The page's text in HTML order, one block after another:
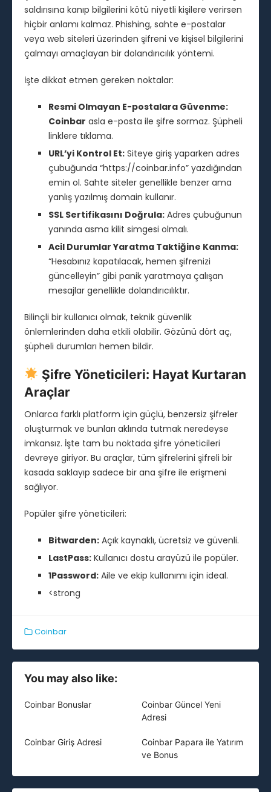
saldırısına kanıp bilgilerini kötü niyetli kişilere verirsen
hiçbir anlamı kalmaz. Phishing, sahte e-postalar
veya web siteleri üzerinden şifreni ve kişisel bilgilerini
çalmayı amaçlayan bir dolandırıcılık yöntemi.
İşte dikkat etmen gereken noktalar:
Resmi Olmayan E-postalara Güvenme:
Coinbar asla e-posta ile şifre sormaz. Şüpheli
linklere tıklama.
URL’yi Kontrol Et: Siteye giriş yaparken adres
çubuğunda “https://coinbar.info” yazdığından
emin ol. Sahte siteler genellikle benzer ama
yanlış yazılmış domain kullanır.
SSL Sertifikasını Doğrula: Adres çubuğunun
yanında asma kilit simgesi olmalı.
Acil Durumlar Yaratma Taktiğine Kanma:
“Hesabınız kapatılacak, hemen şifrenizi
güncelleyin” gibi panik yaratmaya çalışan
mesajlar genellikle dolandırıcılıktır.
Bilinçli bir kullanıcı olmak, teknik güvenlik
önlemlerinden daha etkili olabilir. Gözünü dört aç,
şüpheli durumları hemen bildir.
Şifre Yöneticileri: Hayat Kurtaran
Araçlar
Onlarca farklı platform için güçlü, benzersiz şifreler
oluşturmak ve bunları aklında tutmak neredeyse
imkansız. İşte tam bu noktada şifre yöneticileri
devreye giriyor. Bu araçlar, tüm şifrelerini şifreli bir
kasada saklayıp sadece bir ana şifre ile erişmeni
sağlıyor.
Popüler şifre yöneticileri:
Bitwarden: Açık kaynaklı, ücretsiz ve güvenli.
LastPass: Kullanıcı dostu arayüzü ile popüler.
1Password: Aile ve ekip kullanımı için ideal.
<strong
Coinbar
You may also like:
Coinbar Bonuslar
Coinbar Güncel Yeni
Adresi
Coinbar Giriş Adresi
Coinbar Papara ile Yatırım
ve Bonus